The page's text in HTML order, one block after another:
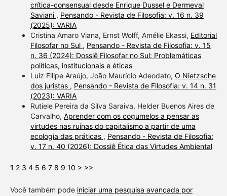
crítica-consensual desde Enrique Dussel e Dermeval
Saviani , Pensando - Revista de Filosofia: v. 16 n. 39
(2025): VARIA
Cristina Amaro Viana, Ernst Wolff, Amélie Ekassi, Editorial
Filosofar no Sul , Pensando - Revista de Filosofia: v. 15
n. 36 (2024): Dossiê Filosofar no Sul: Problemáticas
políticas, institucionais e éticas
Luiz Filipe Araújo, João Maurício Adeodato, O Nietzsche
dos juristas , Pensando - Revista de Filosofia: v. 14 n. 31
(2023): VARIA
Rutiele Pereira da Silva Saraiva, Helder Buenos Aires de
Carvalho, Aprender com os cogumelos a pensar as
virtudes nas ruínas do capitalismo a partir de uma
ecologia das práticas , Pensando - Revista de Filosofia:
v. 17 n. 40 (2026): Dossiê Ética das Virtudes Ambiental
1 2 3 4 5 6 7 8 9 10 > >>
Você também pode iniciar uma pesquisa avançada por